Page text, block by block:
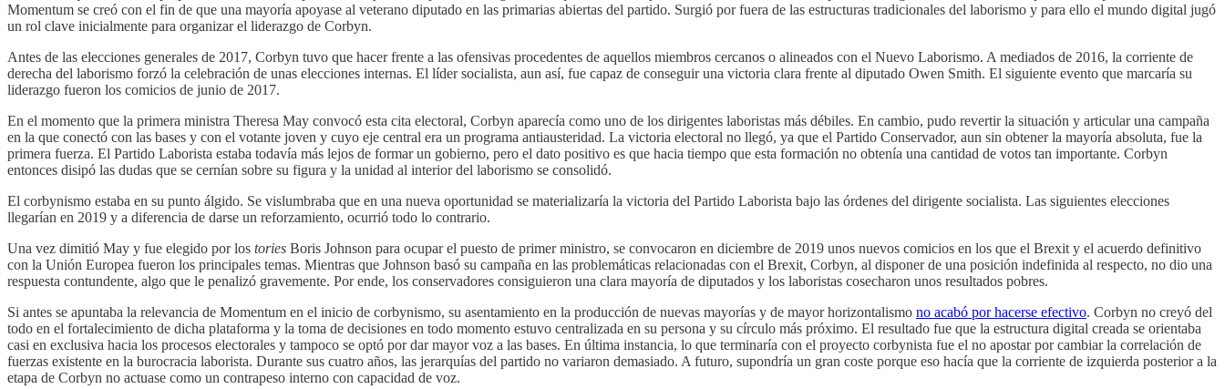
Momentum se creó con el fin de que una mayoría apoyase al veterano diputado en las primarias abiertas del partido. Surgió por fuera de las estructuras tradicionales del laborismo y para ello el mundo digital jugó
un rol clave inicialmente para organizar el liderazgo de Corbyn.
Antes de las elecciones generales de 2017, Corbyn tuvo que hacer frente a las ofensivas procedentes de aquellos miembros cercanos o alineados con el Nuevo Laborismo. A mediados de 2016, la corriente de
derecha del laborismo forzó la celebración de unas elecciones internas. El líder socialista, aun así, fue capaz de conseguir una victoria clara frente al diputado Owen Smith. El siguiente evento que marcaría su
liderazgo fueron los comicios de junio de 2017.
En el momento que la primera ministra Theresa May convocó esta cita electoral, Corbyn aparecía como uno de los dirigentes laboristas más débiles. En cambio, pudo revertir la situación y articular una campaña
en la que conectó con las bases y con el votante joven y cuyo eje central era un programa antiausteridad. La victoria electoral no llegó, ya que el Partido Conservador, aun sin obtener la mayoría absoluta, fue la
primera fuerza. El Partido Laborista estaba todavía más lejos de formar un gobierno, pero el dato positivo es que hacia tiempo que esta formación no obtenía una cantidad de votos tan importante. Corbyn
entonces disipó las dudas que se cernían sobre su figura y la unidad al interior del laborismo se consolidó.
El corbynismo estaba en su punto álgido. Se vislumbraba que en una nueva oportunidad se materializaría la victoria del Partido Laborista bajo las órdenes del dirigente socialista. Las siguientes elecciones
llegarían en 2019 y a diferencia de darse un reforzamiento, ocurrió todo lo contrario.
Una vez dimitió May y fue elegido por los tories Boris Johnson para ocupar el puesto de primer ministro, se convocaron en diciembre de 2019 unos nuevos comicios en los que el Brexit y el acuerdo definitivo
con la Unión Europea fueron los principales temas. Mientras que Johnson basó su campaña en las problemáticas relacionadas con el Brexit, Corbyn, al disponer de una posición indefinida al respecto, no dio una
respuesta contundente, algo que le penalizó gravemente. Por ende, los conservadores consiguieron una clara mayoría de diputados y los laboristas cosecharon unos resultados pobres.
Si antes se apuntaba la relevancia de Momentum en el inicio de corbynismo, su asentamiento en la producción de nuevas mayorías y de mayor horizontalismo no acabó por hacerse efectivo. Corbyn no creyó del
todo en el fortalecimiento de dicha plataforma y la toma de decisiones en todo momento estuvo centralizada en su persona y su círculo más próximo. El resultado fue que la estructura digital creada se orientaba
casi en exclusiva hacia los procesos electorales y tampoco se optó por dar mayor voz a las bases. En última instancia, lo que terminaría con el proyecto corbynista fue el no apostar por cambiar la correlación de
fuerzas existente en la burocracia laborista. Durante sus cuatro años, las jerarquías del partido no variaron demasiado. A futuro, supondría un gran coste porque eso hacía que la corriente de izquierda posterior a la
etapa de Corbyn no actuase como un contrapeso interno con capacidad de voz.